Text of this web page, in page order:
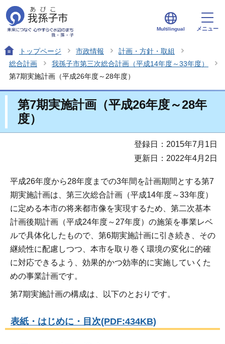
Multilingual メニュー
トップページ 市政情報
計画・方針・取組
総合計画
我孫子市第三次総合計画（平成14年度～33年度）
第7期実施計画（平成26年度～28年度）
第7期実施計画（平成26年度～28年
度）
登録日：2015年7月1日
更新日：2022年4月2日
平成26年度から28年度までの3年間を計画期間とする第7
期実施計画は、第三次総合計画（平成14年度～33年度）
に定める本市の将来都市像を実現するため、第二次基本
計画後期計画（平成24年度～27年度）の施策を事業レベ
ルで具体化したもので、第6期実施計画に引き続き、その
継続性に配慮しつつ、本市を取り巻く環境の変化に的確
に対応できるよう、効果的かつ効率的に実施していくた
めの事業計画です。
第7期実施計画の構成は、以下のとおりです。
表紙・はじめに・目次(PDF:434KB)